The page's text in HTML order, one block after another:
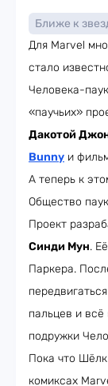
Ближе к
Для Marvel
стало
Человека-
«паучьих»
Дакотой
Bunny и
А теперь к
Общество
Проект
Синди Мун.
Паркера.
пальцев и
подружки
Пока что
комиксах